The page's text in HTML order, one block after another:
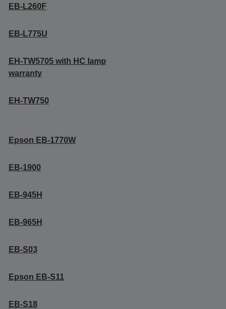
EB-L260F
EB-L775U
EH-TW5705 with HC lamp
warranty
EH-TW750
Epson EB-1770W
EB-1900
EB-945H
EB-965H
EB-S03
Epson EB-S11
EB-S18